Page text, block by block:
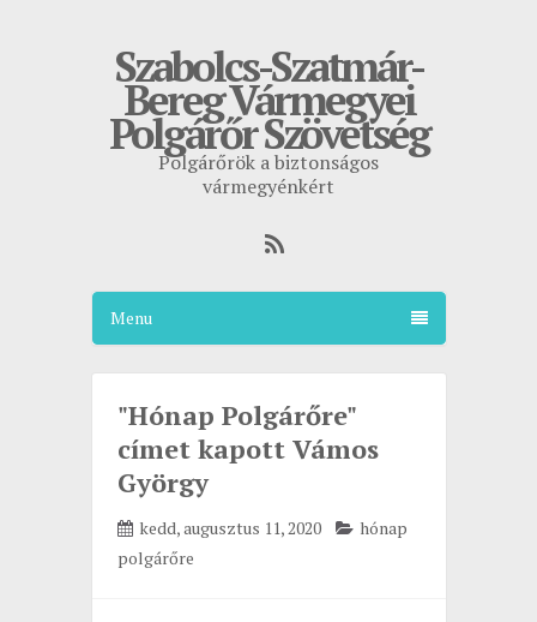
Szabolcs-Szatmár-
Bereg Vármegyei
Polgárőr Szövetség
Polgárőrök a biztonságos
vármegyénkért
Menu
"Hónap Polgárőre"
címet kapott Vámos
György
kedd, augusztus 11, 2020
hónap
polgárőre